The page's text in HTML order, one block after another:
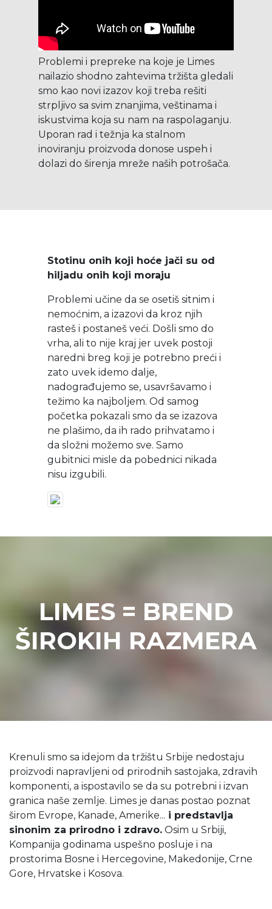
Problemi i prepreke na koje je Limes
nailazio shodno zahtevima tržišta gledali
smo kao novi izazov koji treba rešiti
strpljivo sa svim znanjima, veštinama i
iskustvima koja su nam na raspolaganju.
Uporan rad i težnja ka stalnom
inoviranju proizvoda donose uspeh i
dolazi do širenja mreže naših potrošača.
Stotinu onih koji hoće jači su od
hiljadu onih koji moraju
Problemi učine da se osetiš sitnim i
nemoćnim, a izazovi da kroz njih
rasteš i postaneš veći. Došli smo do
vrha, ali to nije kraj jer uvek postoji
naredni breg koji je potrebno preći i
zato uvek idemo dalje,
nadograđujemo se, usavršavamo i
težimo ka najboljem. Od samog
početka pokazali smo da se izazova
ne plašimo, da ih rado prihvatamo i
da složni možemo sve. Samo
gubitnici misle da pobednici nikada
nisu izgubili.
LIMES = BREND
ŠIROKIH RAZMERA
Krenuli smo sa idejom da tržištu Srbije nedostaju
proizvodi napravljeni od prirodnih sastojaka, zdravih
komponenti, a ispostavilo se da su potrebni i izvan
granica naše zemlje. Limes je danas postao poznat
širom Evrope, Kanade, Amerike... i predstavlja
sinonim za prirodno i zdravo. Osim u Srbiji,
Kompanija godinama uspešno posluje i na
prostorima Bosne i Hercegovine, Makedonije, Crne
Gore, Hrvatske i Kosova.